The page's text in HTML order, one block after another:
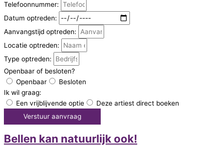
Telefoonnummer:
Datum optreden:
Aanvangstijd optreden:
Locatie optreden:
Type optreden:
Openbaar of besloten?
Openbaar
Besloten
Ik wil graag:
Een vrijblijvende optie
Deze artiest direct boeken
Verstuur aanvraag
Bellen kan natuurlijk ook!